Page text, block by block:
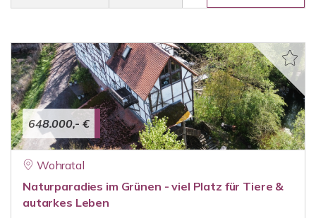
648.000,- €
Wohratal
Naturparadies im Grünen - viel Platz für Tiere &
autarkes Leben